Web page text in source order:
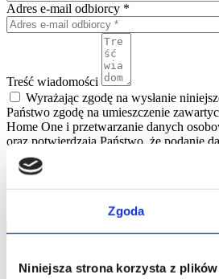
Zgoda
Niniejsza strona korzysta z
Adres e-mail odbiorcy *
Treść wiadomości
Wyrażając zgodę na wysłanie
Państwo zgodę na umieszczenie
Home One i przetwarzanie danych
oraz potwierdzają Państwo, że podanie
dobrowolny. Informujemy, że
osobowych jest Jarosław Pajnowski
kontakt